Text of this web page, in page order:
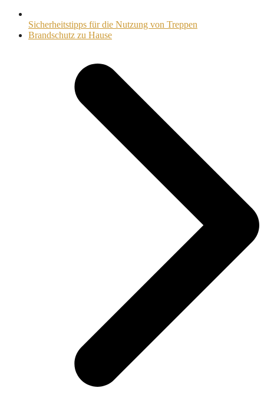
Sicherheitstipps für die Nutzung von Treppen
Nächster
Brandschutz zu Hause